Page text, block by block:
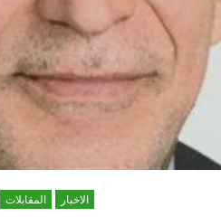
المقاومة
فلسطينيًا
واسلاميًا
مغلقة
الاخبار المقابلات